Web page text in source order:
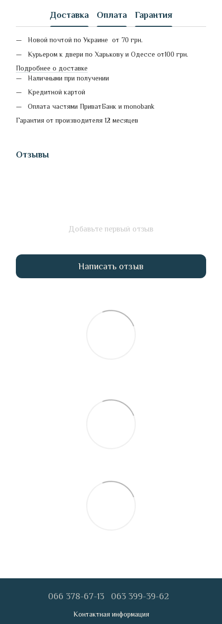
Доставка Оплата Гарантия
Новой почтой по Украине от 70 грн.
Курьером к двери по Харькову и Одессе от100 грн.
Подробнее о доставке
Наличными при получении
Кредитной картой
Оплата частями ПриватБанк и monobank
Гарантия от производителя 12 месяцев
Отзывы
Добавьте первый отзыв
Написать отзыв
066 378-67-13 063 399-39-62
Контактная информация